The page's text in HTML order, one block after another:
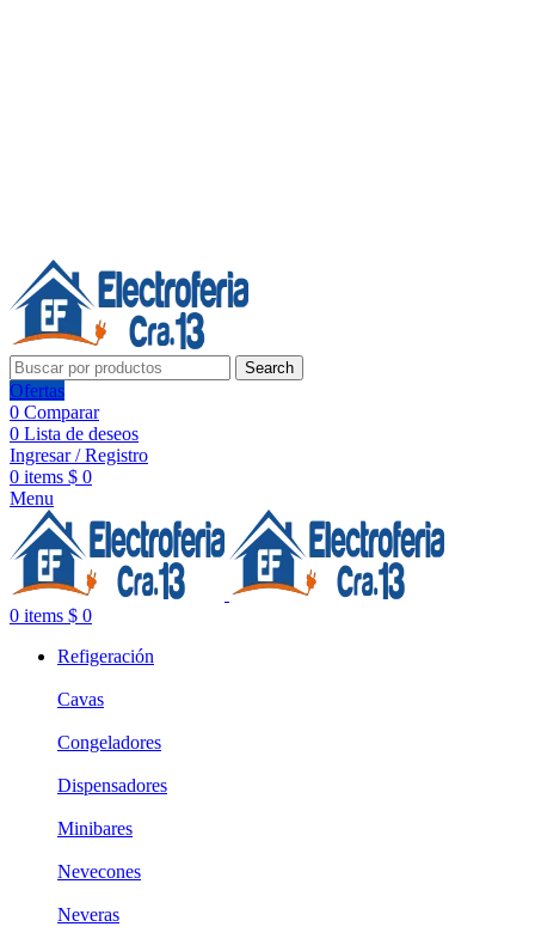
Search
Ofertas
0 Comparar
0 Lista de deseos
Ingresar / Registro
0 items $ 0
Menu
0 items $ 0
Refigeración
Cavas
Congeladores
Dispensadores
Minibares
Nevecones
Neveras